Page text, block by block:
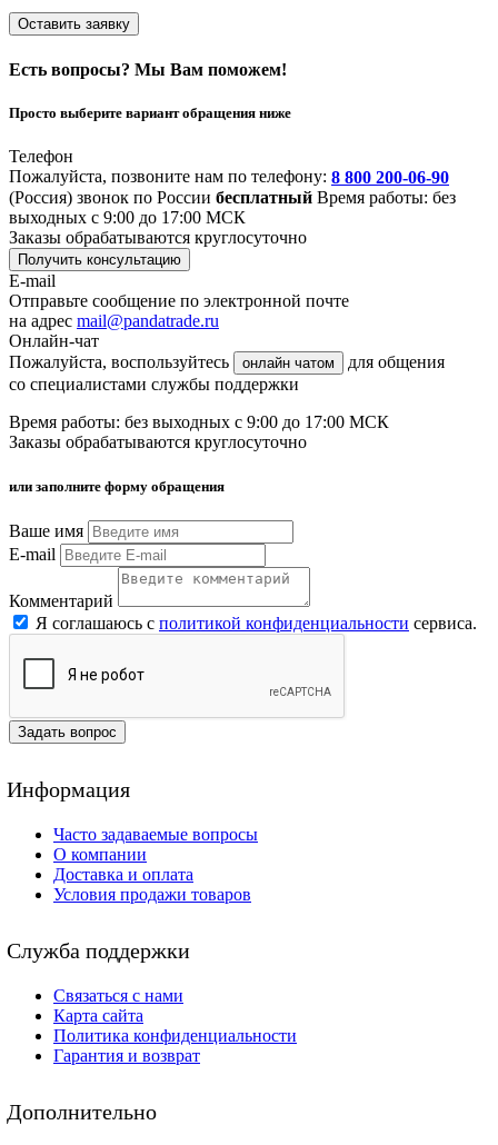
Оставить заявку
Есть вопросы? Мы Вам поможем!
Просто выберите вариант обращения ниже
Телефон
Пожалуйста, позвоните нам по телефону: 8 800 200-06-90
(Россия) звонок по России бесплатный Время работы: без
выходных с 9:00 до 17:00 МСК
Заказы обрабатываются круглосуточно
Получить консультацию
E-mail
Отправьте сообщение по электронной почте
на адрес mail@pandatrade.ru
Онлайн-чат
Пожалуйста, воспользуйтесь
онлайн чатом
для общения
со специалистами службы поддержки
Время работы: без выходных с 9:00 до 17:00 МСК
Заказы обрабатываются круглосуточно
или заполните форму обращения
Ваше имя
E-mail
Комментарий
Я соглашаюсь с политикой конфиденциальности сервиса.
Задать вопрос
Информация
Часто задаваемые вопросы
О компании
Доставка и оплата
Условия продажи товаров
Служба поддержки
Связаться с нами
Карта сайта
Политика конфиденциальности
Гарантия и возврат
Дополнительно